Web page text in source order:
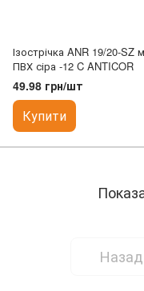
Ізострічка ANR 19/20-SZ
ПВХ сіра -12 C ANTICOR
49.98 грн/шт
Купити
Назад